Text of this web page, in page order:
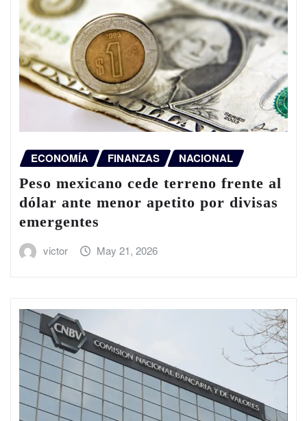
ECONOMÍA FINANZAS NACIONAL
Peso mexicano cede terreno frente al
dólar ante menor apetito por divisas
emergentes
victor May 21, 2026